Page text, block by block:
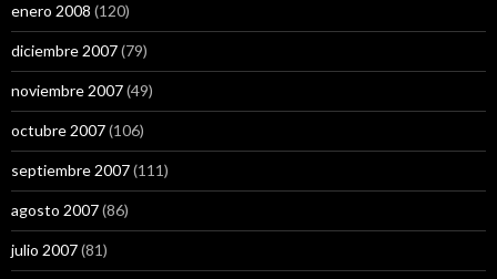
enero 2008 (120)
diciembre 2007(79)
noviembre 2007(49)
octubre 2007(106)
septiembre 2007(111)
agosto 2007(86)
julio 2007(81)